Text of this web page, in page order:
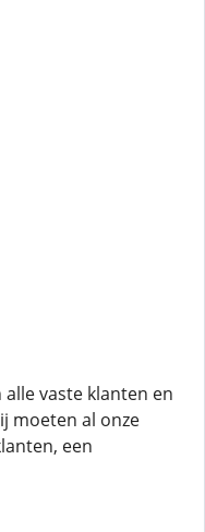
vaste klanten en
moeten al onze
een